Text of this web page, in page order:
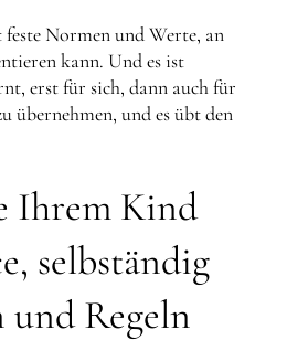
Normen und Werte, an
kann. Und es ist
erst für sich, dann auch für
übernehmen, und es übt den
Ihrem Kind
selbständig
und Regeln